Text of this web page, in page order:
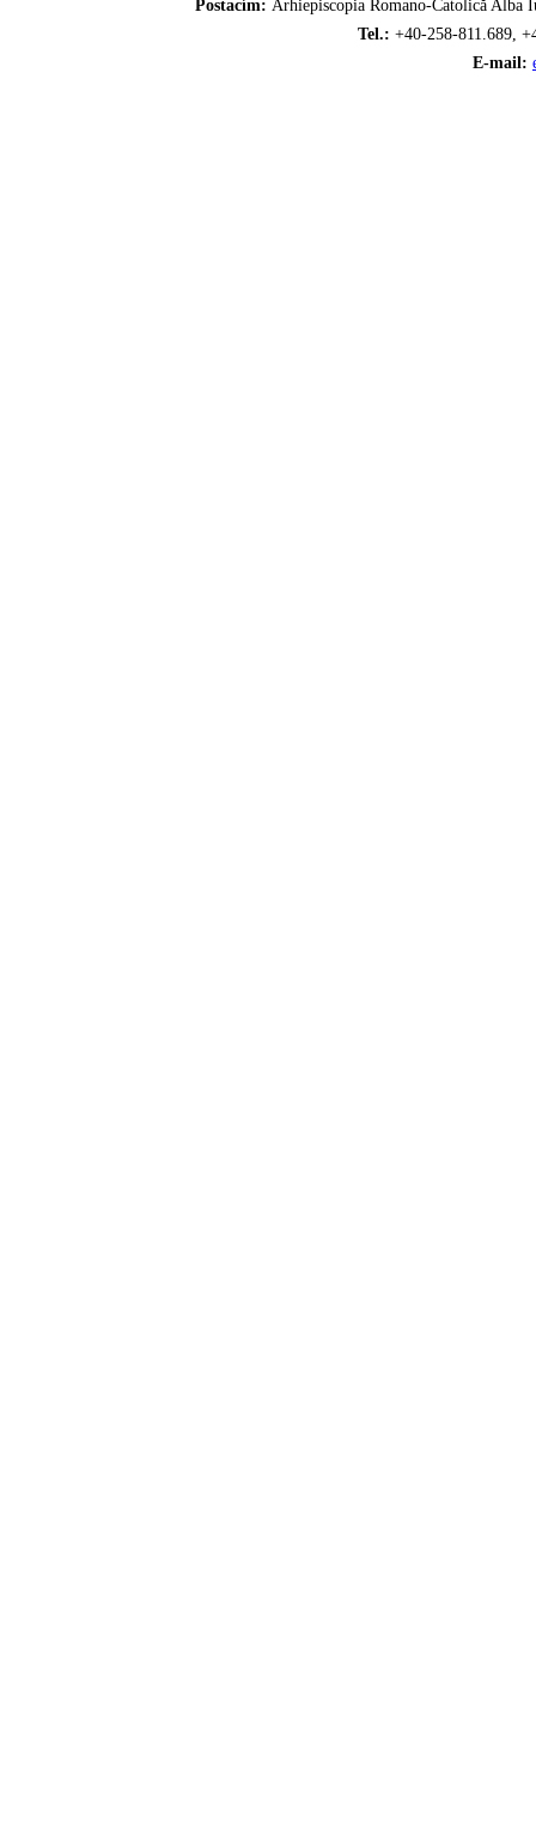
Postacím: Arhiepiscopia Romano-Catolică
Tel.: +40-258-811.689,
E-mail: